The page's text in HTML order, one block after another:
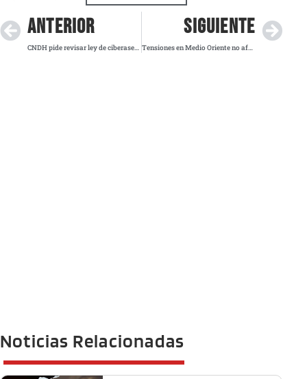
ANTERIOR
CNDH pide revisar ley de ciberasedio en Puebla por riesgos a la libertad de expresión
SIGUIENTE
Tensiones en Medio Oriente no afectarán precio de gasolinas en México, asegura Sheinbaum
Noticias Relacionadas